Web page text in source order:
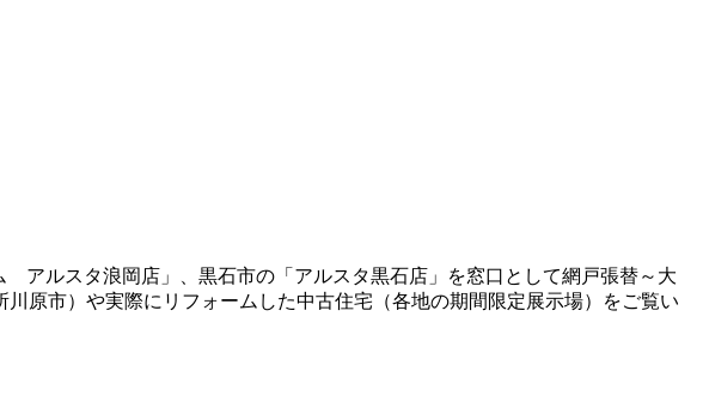
アルスタ浪岡店」、黒石市の「アルスタ黒石店」を窓口として網戸張替～大
原市）や実際にリフォームした中古住宅（各地の期間限定展示場）をご覧い